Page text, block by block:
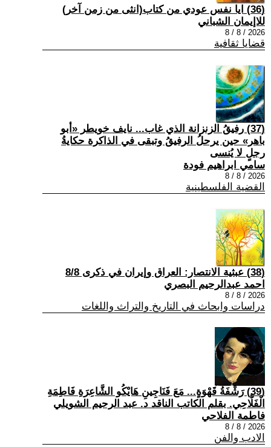
(36) ايا نفس عودي من كتاب(انثى من زمن آخر)
للاإيمان الشباني
2026 / 8 / 8
قضايا ثقافية
(37) رفيقُ الزنزانة الذي غاب... نايف خويطر «أبو
باهر» حين يرحلُ الرفيقُ وتبقى في الذاكرة حكايةُ
رجلٍ لا يُنسى
سامي ابراهيم فودة
2026 / 8 / 8
القضية الفلسطينية
(38) عبثية الانتصار: العراق وإيران في ذكرى 8/8
احمد عبدالرحيم البصري
2026 / 8 / 8
دراسات وابحاث في التاريخ والتراث واللغات
(39) رَشْفَةُ قَهْوَةٍ... مَعَ فَنَاجِينِ هَايْكُو الشَّاعِرَةِ فَاطِمَةِ
الْفَلَّاحِي. بقلم الكاتب الناقد د. عبد الرحيم الشويلي
فاطمة الفلاحي
2026 / 8 / 8
الادب والفن